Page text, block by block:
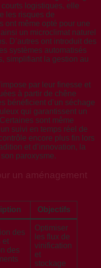
logistiques, elle
les risques de
ont même opté pour une
un microclimat naturel
D’autres ont introduit des
systèmes automatisés
simplifiant la gestion au
par leur finesse et
à partir de chêne
bénéficient d’un séchage
qui garantissent un
sont même
suivi en temps réel de
encore plus fin lors
et d’innovation, la
paroxysme.
un aménagement
Objectifs
des
et
des
Optimiser
les flux de
vinification
et
stockage